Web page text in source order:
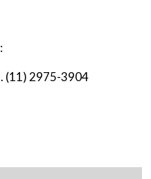
(11) 2975-3904